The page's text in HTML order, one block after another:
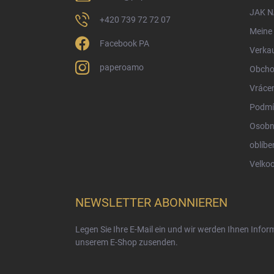
+420 739 72 72 07
Facebook PA
paperoamo
JAK
NEWSLETTER ABONNIEREN
Legen Sie Ihre E-Mail ein und wir werden Ihnen
unserem E-Shop zusenden.